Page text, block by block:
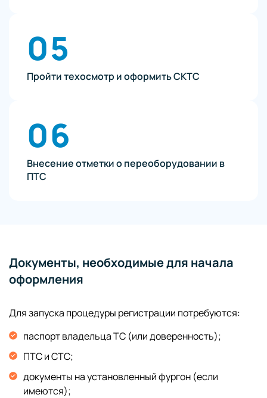
05
Пройти техосмотр и оформить СКТС
06
Внесение отметки о переоборудовании в
ПТС
Документы, необходимые для начала
оформления
Для запуска процедуры регистрации потребуются:
паспорт владельца ТС (или доверенность);
ПТС и СТС;
документы на установленный фургон (если
имеются);